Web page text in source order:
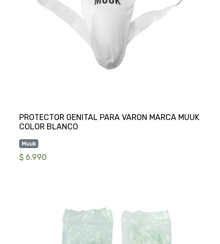
PROTECTOR GENITAL PARA VARON MARCA MUUK
Muuk
$ 6.990